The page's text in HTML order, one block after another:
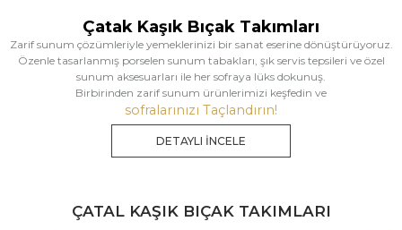
Çatak Kaşık Bıçak Takımları
Zarif sunum çözümleriyle yemeklerinizi bir sanat eserine dönüştürüyoruz.
Özenle tasarlanmış porselen sunum tabakları, şık servis tepsileri ve özel
sunum aksesuarları ile her sofraya lüks dokunuş.
Birbirinden zarif sunum ürünlerimizi keşfedin ve
sofralarınızı Taçlandırın!
DETAYLI İNCELE
ÇATAL KAŞIK BIÇAK TAKIMLARI